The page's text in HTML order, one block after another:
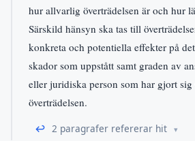
hur allvarlig överträdelsen är och hur
Särskild hänsyn ska tas till
konkreta och potentiella effekter på
skador som uppstått samt graden av
eller juridiska person som har gjort
överträdelsen.
↩ 2 paragrafer refererar hit